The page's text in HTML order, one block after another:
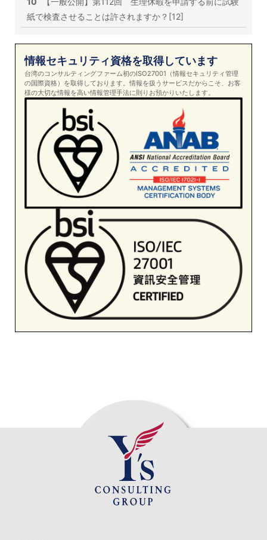
紙で検査させることは許されますか？[12]
情報セキュリティ資格を取得しています
台湾のコンサルティングファーム初のISO27001（情報セキュリティ管理
の国際資格）を取得しております。情報を扱うサービスだからこそ、お客
様の大切な情報を高い情報管理手法に則りお預かりいたします。